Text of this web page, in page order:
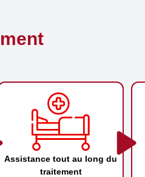
Assistance tout au long du
traitement